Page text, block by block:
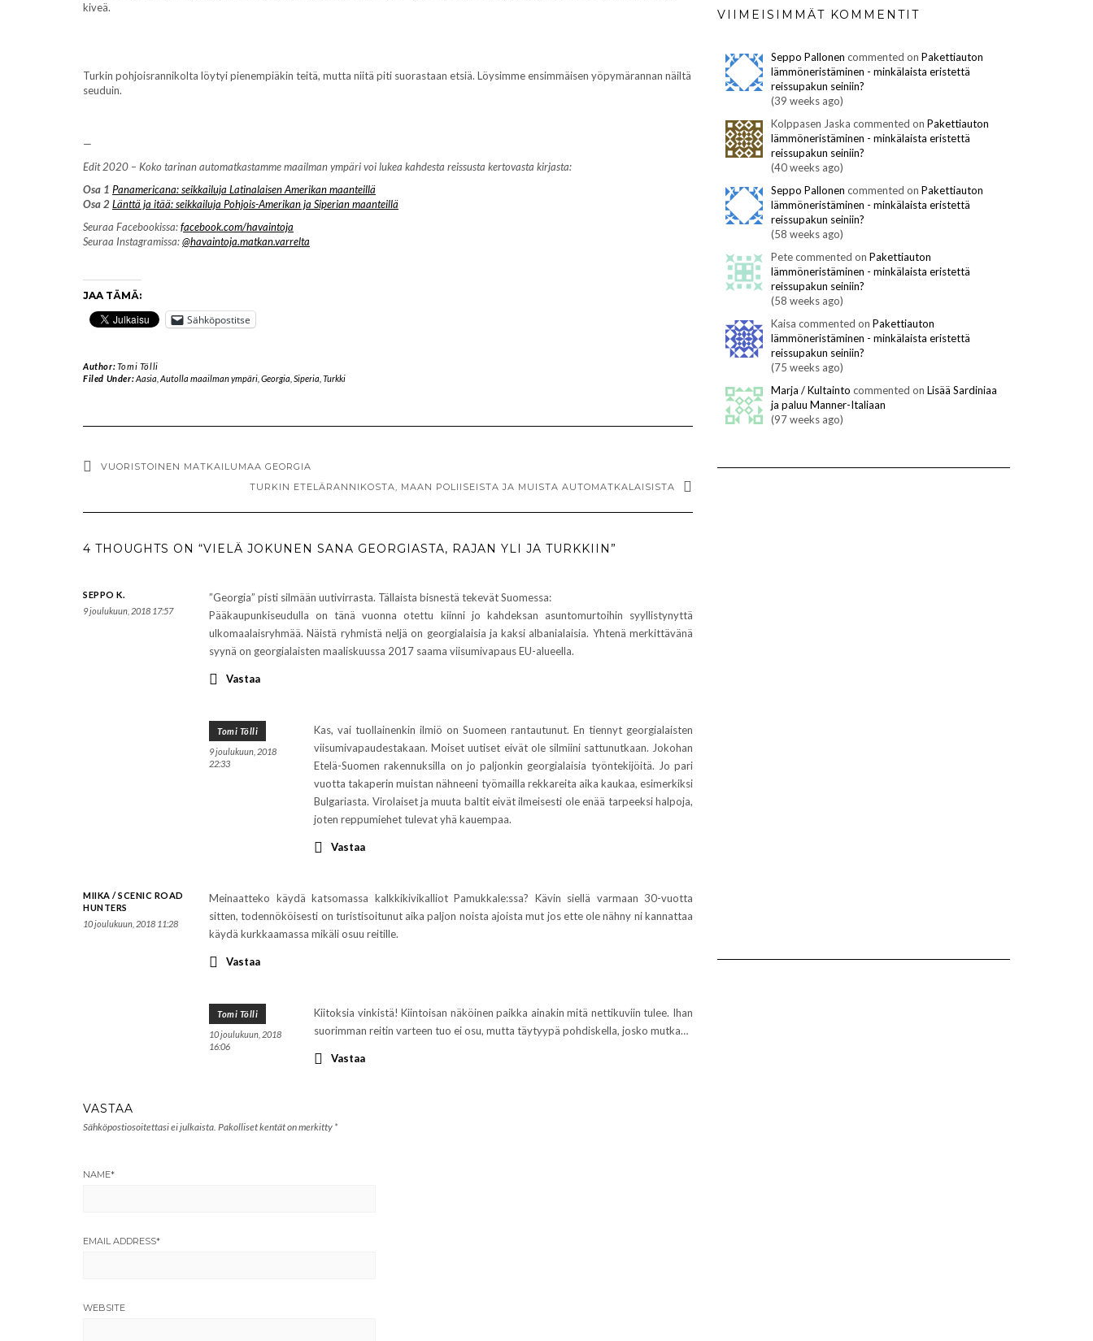
kiveä.
Turkin pohjoisrannikolta löytyi pienempiäkin teitä, mutta niitä piti suorastaan etsiä. Löysimme ensimmäisen yöpymärannan näiltä
seuduin.
—
Edit 2020 – Koko tarinan automatkastamme maailman ympäri voi lukea kahdesta reissusta kertovasta kirjasta:
Osa 1 Panamericana: seikkailuja Latinalaisen Amerikan maanteillä
Osa 2Länttä ja itää: seikkailuja Pohjois-Amerikan ja Siperian maanteillä
Seuraa Facebookissa:facebook.com/havaintoja
Seuraa Instagramissa:@havaintoja.matkan.varrelta
JAA TÄMÄ:
Sähköpostitse
Author:Tomi Tölli
Filed Under:Aasia Autolla maailman ympäri, Georgia Siperia Turkki
VUORISTOINEN MATKAILUMAA GEORGIA
TURKIN ETELÄRANNIKOSTA, MAAN POLIISEISTA JA MUISTA AUTOMATKALAISISTA
4 THOUGHTS ON “VIELÄ JOKUNEN SANA GEORGIASTA, RAJAN YLI JA TURKKIIN”
SEPPO K.
9 joulukuun, 2018 17:57
”Georgia” pisti silmään uutivirrasta. Tällaista bisnestä tekevät Suomessa:
Pääkaupunkiseudulla on tänä vuonna otettu kiinni jo kahdeksan asuntomurtoihin syyllistynyttä
ulkomaalaisryhmää. Näistä ryhmistä neljä on georgialaisia ja kaksi albanialaisia. Yhtenä merkittävänä
syynä on georgialaisten maaliskuussa 2017 saama viisumivapaus EU-alueella.
Vastaa
Tomi Tölli
9 joulukuun, 2018
22:33
Kas, vai tuollainenkin ilmiö on Suomeen rantautunut. En tiennyt georgialaisten
viisumivapaudestakaan. Moiset uutiset eivät ole silmiini sattunutkaan. Jokohan
Etelä-Suomen rakennuksilla on jo paljonkin georgialaisia työntekijöitä. Jo pari
vuotta takaperin muistan nähneeni työmailla rekkareita aika kaukaa, esimerkiksi
Bulgariasta. Virolaiset ja muuta baltit eivät ilmeisesti ole enää tarpeeksi halpoja,
joten reppumiehet tulevat yhä kauempaa.
Vastaa
MIIKA / SCENIC ROAD
HUNTERS
10 joulukuun, 2018 11:28
Meinaatteko käydä katsomassa kalkkikivikalliot Pamukkale:ssa? Kävin siellä varmaan 30-vuotta
sitten, todennököisesti on turistisoitunut aika paljon noista ajoista mut jos ette ole nähny ni kannattaa
käydä kurkkaamassa mikäli osuu reitille.
Vastaa
Tomi Tölli
10 joulukuun, 2018
16:06
Kiitoksia vinkistä! Kiintoisan näköinen paikka ainakin mitä nettikuviin tulee. Ihan
suorimman reitin varteen tuo ei osu, mutta täytyypä pohdiskella, josko mutka…
Vastaa
VASTAA
Sähköpostiosoitettasi ei julkaista. Pakolliset kentät on merkitty *
NAME*
EMAIL ADDRESS*
WEBSITE
VIIMEISIMMÄT KOMMENTIT
Seppo Pallonen commented on Pakettiauton
lämmöneristäminen - minkälaista eristettä
reissupakun seiniin?
(39 weeks ago)
Kolppasen Jaska commented on Pakettiauton
lämmöneristäminen - minkälaista eristettä
reissupakun seiniin?
(40 weeks ago)
Seppo Pallonen commented on Pakettiauton
lämmöneristäminen - minkälaista eristettä
reissupakun seiniin?
(58 weeks ago)
Pete commented on Pakettiauton
lämmöneristäminen - minkälaista eristettä
reissupakun seiniin?
(58 weeks ago)
Kaisa commented on Pakettiauton
lämmöneristäminen - minkälaista eristettä
reissupakun seiniin?
(75 weeks ago)
Marja / Kultainto commented on Lisää Sardiniaa
ja paluu Manner-Italiaan
(97 weeks ago)